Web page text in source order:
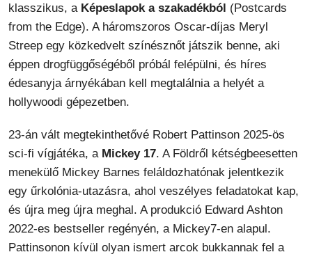
klasszikus, a Képeslapok a szakadékból (Postcards
from the Edge). A háromszoros Oscar-díjas Meryl
Streep egy közkedvelt színésznőt játszik benne, aki
éppen drogfüggőségéből próbál felépülni, és híres
édesanyja árnyékában kell megtalálnia a helyét a
hollywoodi gépezetben.
23-án vált megtekinthetővé Robert Pattinson 2025-ös
sci-fi vígjátéka, a Mickey 17. A Földről kétségbeesetten
menekülő Mickey Barnes feláldozhatónak jelentkezik
egy űrkolónia-utazásra, ahol veszélyes feladatokat kap,
és újra meg újra meghal. A produkció Edward Ashton
2022-es bestseller regényén, a Mickey7-en alapul.
Pattinsonon kívül olyan ismert arcok bukkannak fel a